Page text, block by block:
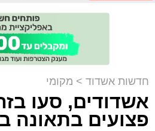
חדשות אשדוד > מקומי
אשדודים, סעו
פצועים בתאונה